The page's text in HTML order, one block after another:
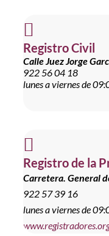

Registro Civil
Calle Juez Jorge
922 56 04 18
lunes a viernes de

Registro de la
Carretera. General
922 57 39 16
lunes a viernes de